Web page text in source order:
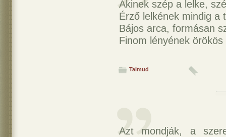
Akinek szép a lelke,
Érző lelkének mindig a
Bájos arca, formásan
Finom lényének
Talmud
Azt mondják, a